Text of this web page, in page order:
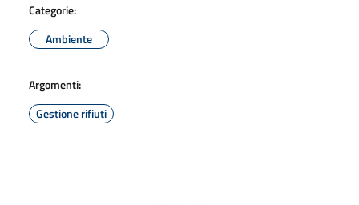
Categorie:
Ambiente
Argomenti:
Gestione rifiuti